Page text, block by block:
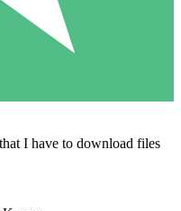
I have to download files